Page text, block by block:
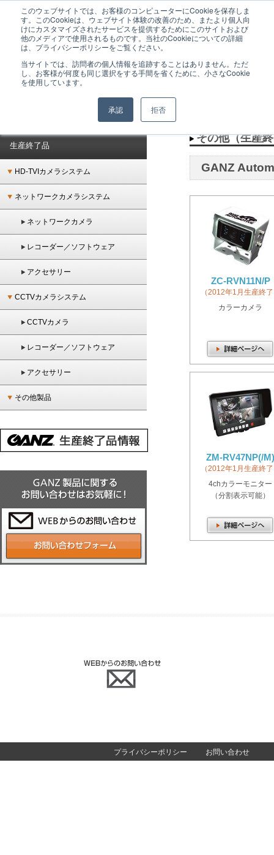
このウェブサイトでは、お客様のコンピューターにCookieを保存しま
す。このCookieは、ウェブサイト体験の改善のため、またより個人向
けにカスタマイズされたサービスを提供するためにこのサイトおよび
他のメディアで使用されるものです。当社のCookieについての詳細
は、プライバシーポリシーをご覧ください。
当サイトでは、訪問者の個人情報を追跡することはありません。ただ
し、お客様が何度も同じ選択をする手間を省くために、小さなCookie
を使用しています。
承認 拒否
GANZは監視カメラシステムをはじめとした、ネットワーク時代のトータルセキュリテ
ィシステムを提供するメーカーブランドです。
その他（生産
GANZ
ZC-RVN11N/P
（2012年1月生産終
カラーカメラ
ZM-RV47NP(/M)
（2012年1月生産終
4chカラーモニター
（分割表示可能）
生産終了品
HD-TVIカメラシステム
ネットワークカメラシステム
ネットワークカメラ
レコーダー／ソフトウェア
アクセサリー
CCTVカメラシステム
CCTVカメラ
レコーダー／ソフトウェア
アクセサリー
その他製品
プライバシーポリシー お問い合わせ